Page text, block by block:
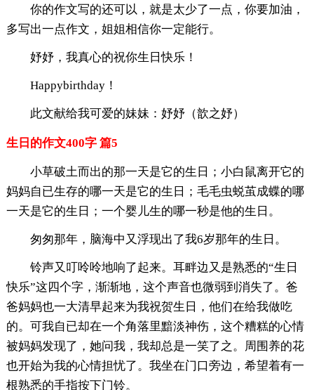
你的作文写的还可以，就是太少了一点，你要加油，
多写出一点作文，姐姐相信你一定能行。
妤妤，我真心的祝你生日快乐！
Happybirthday！
此文献给我可爱的妹妹：妤妤（歆之妤）
生日的作文400字 篇5
小草破土而出的那一天是它的生日；小白鼠离开它的
妈妈自已生存的哪一天是它的生日；毛毛虫蜕茧成蝶的哪
一天是它的生日；一个婴儿生的哪一秒是他的生日。
匆匆那年，脑海中又浮现出了我6岁那年的生日。
铃声又叮呤呤地响了起来。耳畔边又是熟悉的“生日
快乐”这四个字，渐渐地，这个声音也微弱到消失了。爸
爸妈妈也一大清早起来为我祝贺生日，他们在给我做吃
的。可我自已却在一个角落里黯淡神伤，这个糟糕的心情
被妈妈发现了，她问我，我却总是一笑了之。周围养的花
也开始为我的心情担忧了。我坐在门口旁边，希望着有一
根熟悉的手指按下门铃。